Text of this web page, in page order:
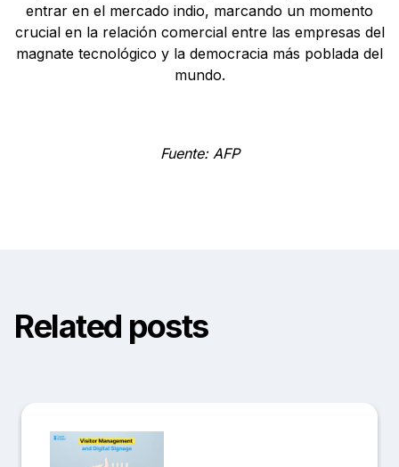
entrar en el mercado indio, marcando un momento
crucial en la relación comercial entre las empresas del
magnate tecnológico y la democracia más poblada del
mundo.
Fuente: AFP
Related posts